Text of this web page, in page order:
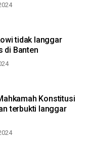
tidak langgar
di Banten
Konstitusi
terbukti langgar